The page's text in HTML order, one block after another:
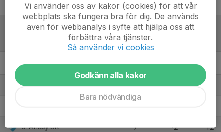
F2012 NV3 M +/-
1. Mullsjö IF 7 18
3. Aneby SK 7 -2 12
Vi använder oss av kakor (cookies) för att vår
webbplats ska fungera bra för dig. De används
även för webbanalys i syfte att hjälpa oss att
förbättra våra tjänster.
Så använder vi cookies
Godkänn alla kakor
Bara nödvändiga